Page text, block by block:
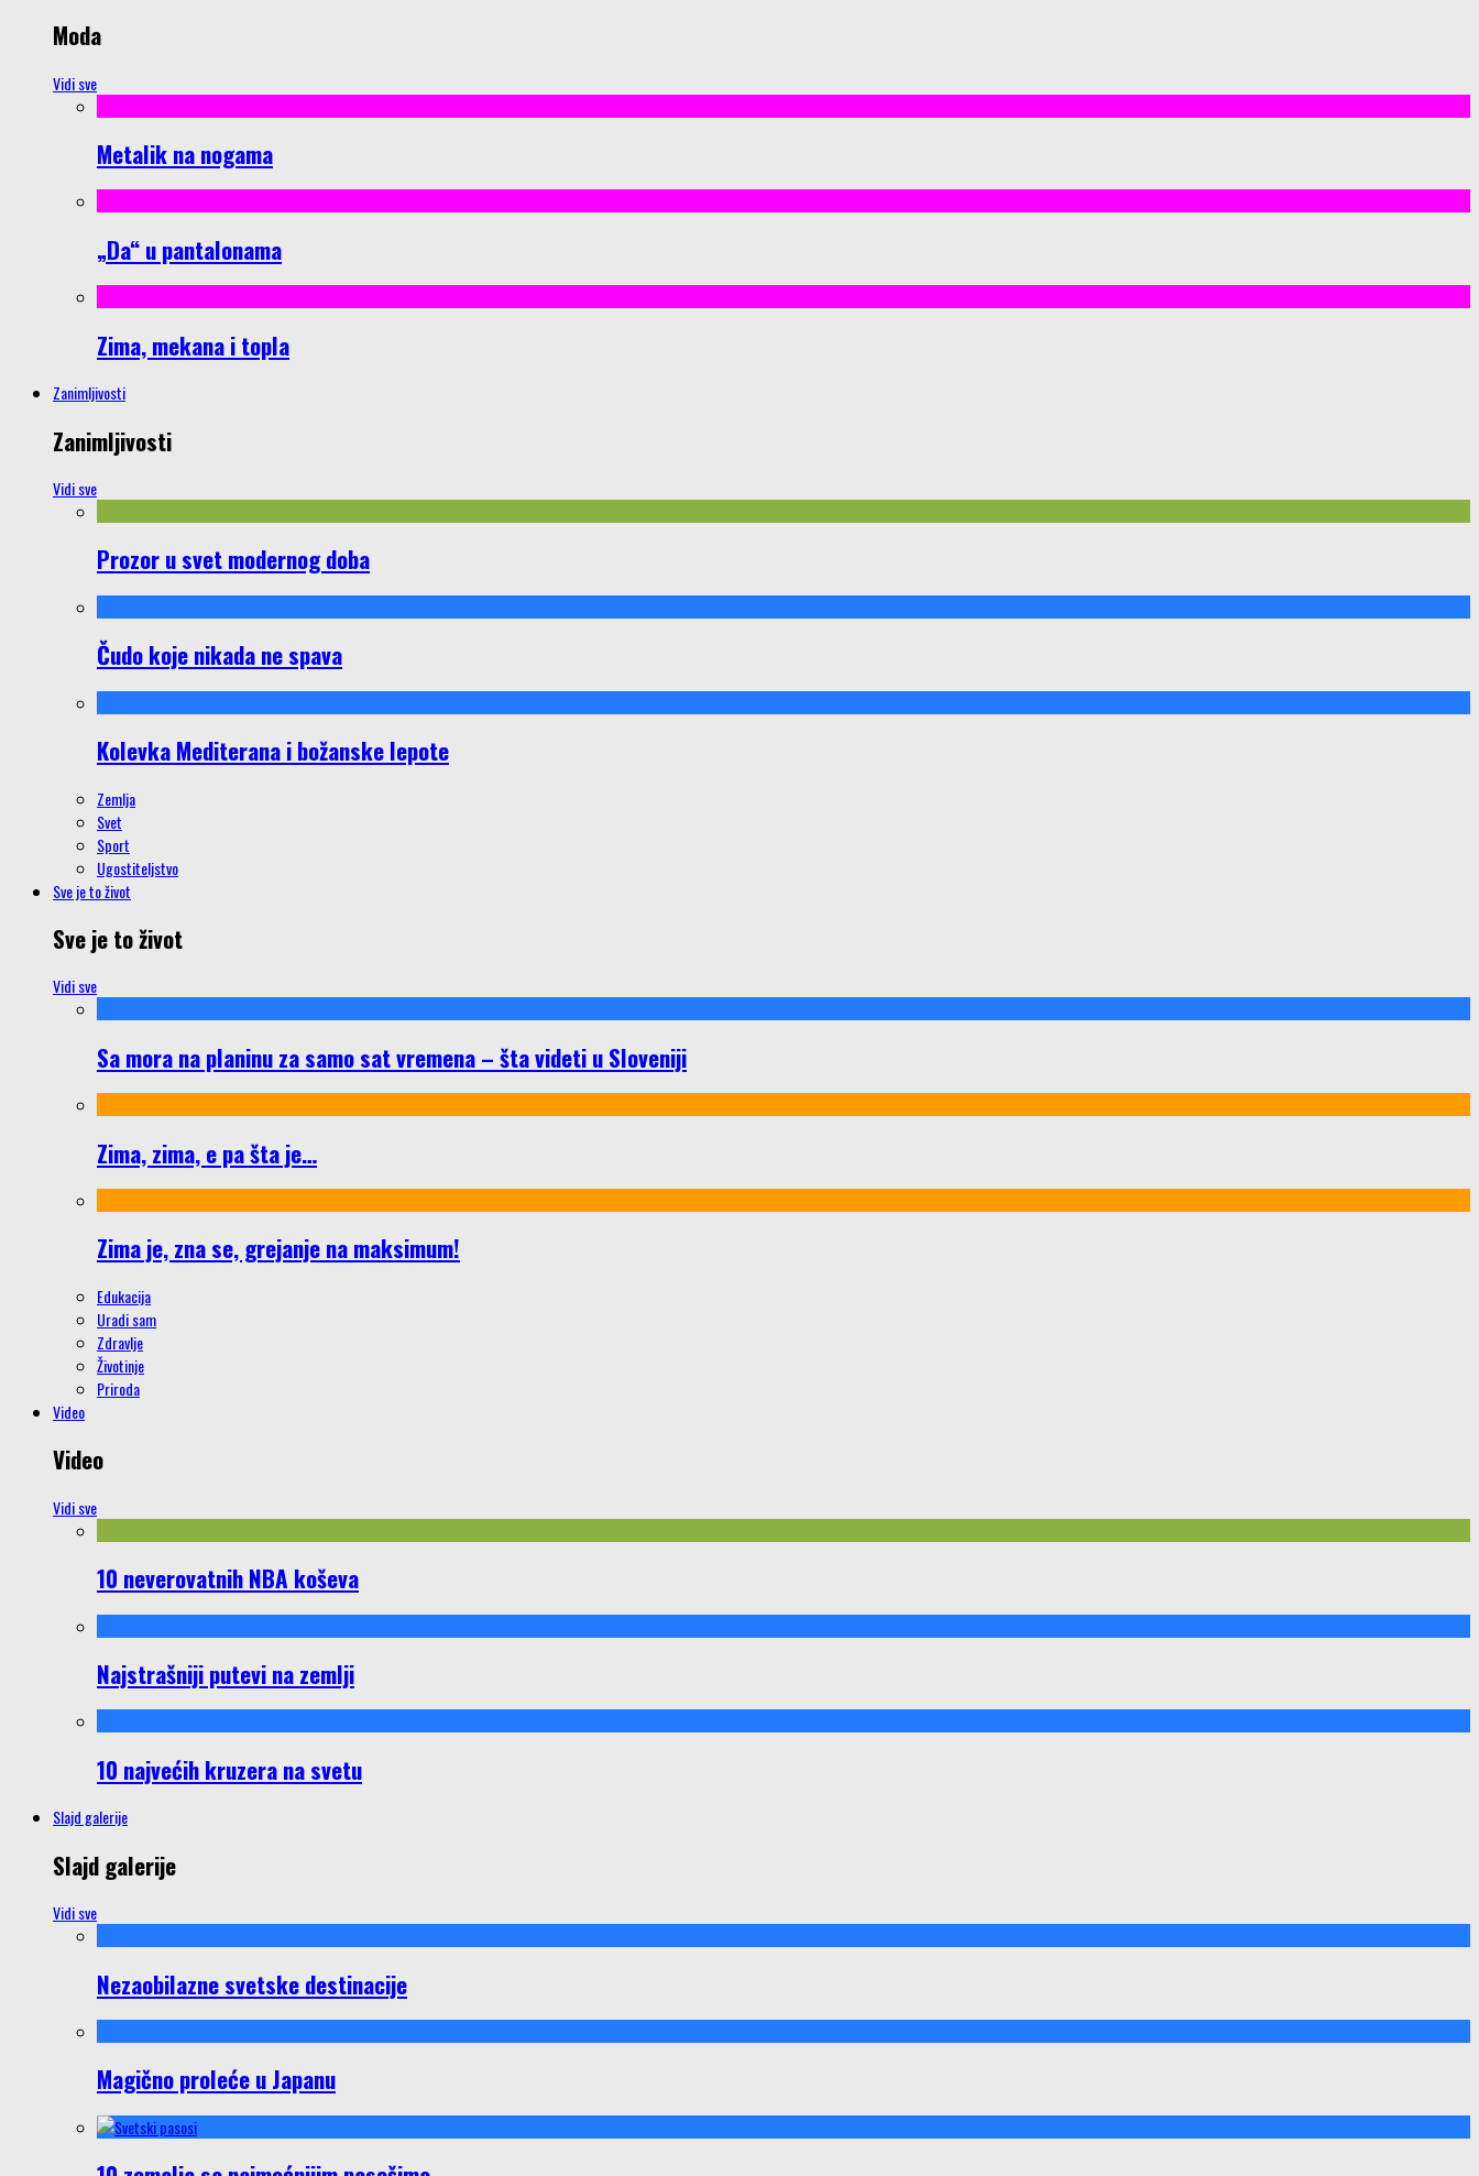
Moda
Vidi sve
Metalik na nogama
„Da“ u pantalonama
Zima, mekana i topla
Zanimljivosti
Zanimljivosti
Vidi sve
Prozor u svet modernog doba
Čudo koje nikada ne spava
Kolevka Mediterana i božanske lepote
Zemlja
Svet
Sport
Ugostiteljstvo
Sve je to život
Sve je to život
Vidi sve
Sa mora na planinu za samo sat vremena – šta videti u Sloveniji
Zima, zima, e pa šta je…
Zima je, zna se, grejanje na maksimum!
Edukacija
Uradi sam
Zdravlje
Životinje
Priroda
Video
Video
Vidi sve
10 neverovatnih NBA koševa
Najstrašniji putevi na zemlji
10 najvećih kruzera na svetu
Slajd galerije
Slajd galerije
Vidi sve
Nezaobilazne svetske destinacije
Magično proleće u Japanu